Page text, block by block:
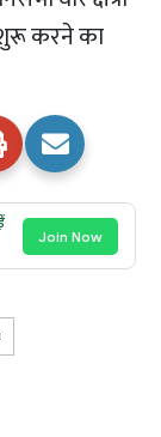
करने का
Join Now